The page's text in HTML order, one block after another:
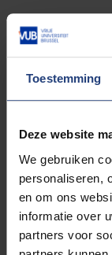
Toestemming
Deze website
We gebruiken
personaliseren,
en om ons
informatie over
partners voor
Mijn eerste
verspillen aan
huurtoelage
in plaats van
zoals andere
welkom, de
aankunt, ga
voor